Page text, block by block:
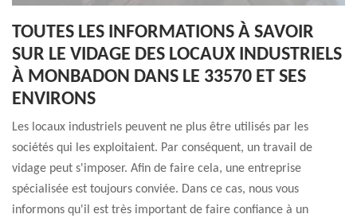
TOUTES LES INFORMATIONS À SAVOIR
SUR LE VIDAGE DES LOCAUX INDUSTRIELS
À MONBADON DANS LE 33570 ET SES
ENVIRONS
Les locaux industriels peuvent ne plus être utilisés par les
sociétés qui les exploitaient. Par conséquent, un travail de
vidage peut s'imposer. Afin de faire cela, une entreprise
spécialisée est toujours conviée. Dans ce cas, nous vous
informons qu'il est très important de faire confiance à un